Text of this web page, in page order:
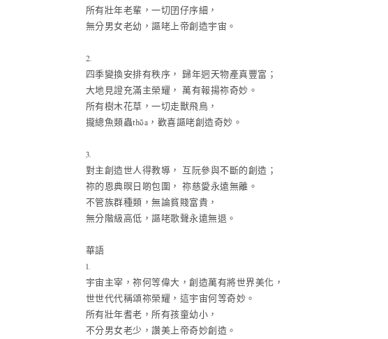
所有壯年老輩，一切囝仔序細，
無分男女老幼，謳咾上帝創造宇宙。
2.
四季變換安排有秩序， 歸年迵天物產真豐富；
大地見證充滿主榮耀， 萬有報揚祢奇妙。
所有樹木花草，一切走獸飛鳥，
攏總魚類蟲thōa，歡喜謳咾創造奇妙。
3.
對主創造世人得教導， 互阮參與不斷的創造；
祢的恩典暝日啲包圍， 祢慈愛永遠無離。
不管族群種類，無論貧賤富貴，
無分階級高低，謳咾歌聲永遠無退。
華語
1.
宇宙主宰，祢何等偉大，創造萬有將世界美化，
世世代代稱頌祢榮耀，這宇宙何等奇妙。
所有壯年耆老，所有孩童幼小，
不分男女老少，讚美上帝奇妙創造。